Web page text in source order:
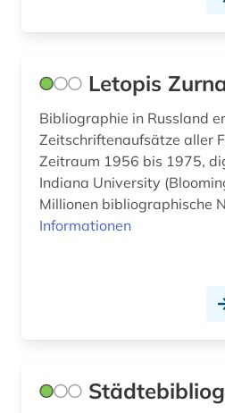
hawaii (1)
hebräisch (1)
hessen (2)
hispanistik (5)
iberoromanisch (1)
Letopis
Bibliographie in Russland
Zeitschriftenaufsätze aller
Zeitraum 1956 bis 1975,
Indiana University
Millionen bibliographische
Informationen